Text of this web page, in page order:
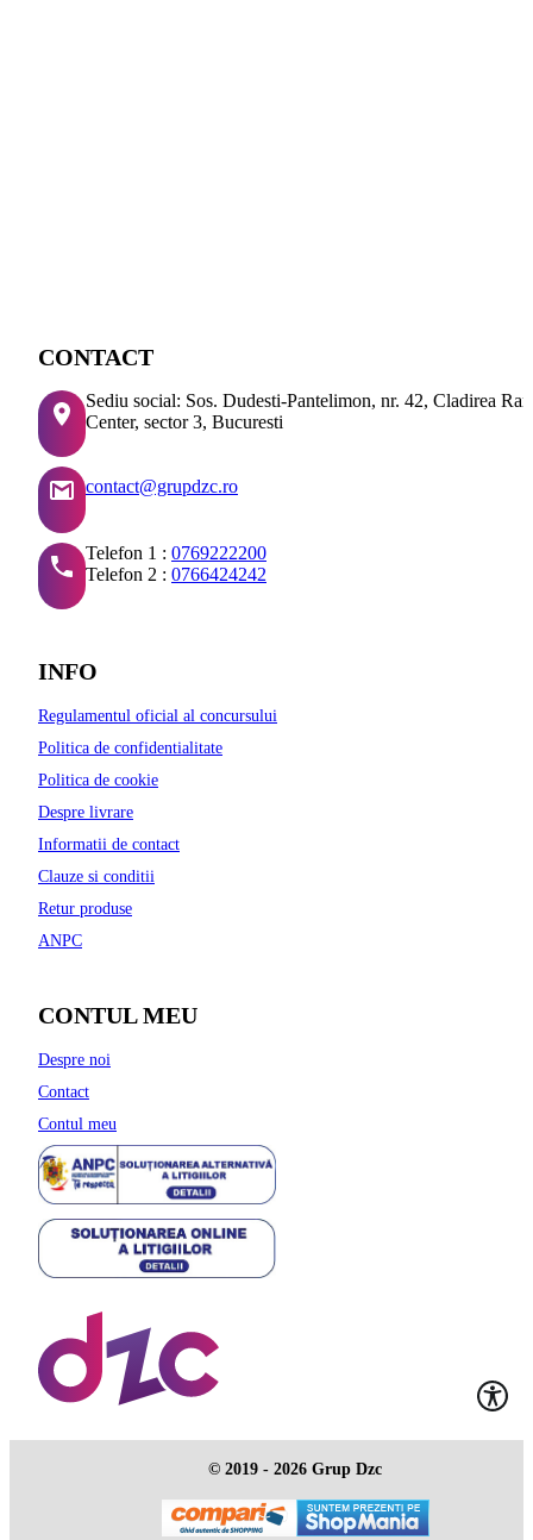
CONTACT
Sediu social: Sos. Dudesti-Pantelimon, nr. 42, Cladirea
Center, sector 3, Bucuresti
contact@grupdzc.ro
Telefon 1 : 0769222200
Telefon 2 : 0766424242
INFO
Regulamentul oficial al concursului
Politica de confidentialitate
Politica de cookie
Despre livrare
Informatii de contact
Clauze si conditii
Retur produse
ANPC
CONTUL MEU
Despre noi
Contact
Contul meu
© 2019 - 2026 Grup Dzc